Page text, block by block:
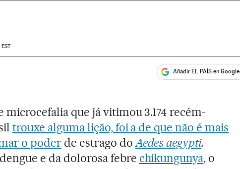
EST
Redes Sociales Añadir EL PAÍS en Google
microcefalia que já vitimou 3.174 recém-
trouxe alguma lição, foi a de que não é mais
o poderde estrago doAedes aegypti.
e da dolorosa febre chikungunya, o